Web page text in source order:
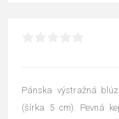
Pánska výstražná
(šírka 5 cm). Pevná